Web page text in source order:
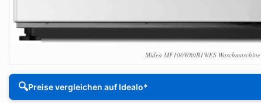
Midea MF100W80B1WES Waschmaschine
🔍Preise vergleichen auf Idealo*